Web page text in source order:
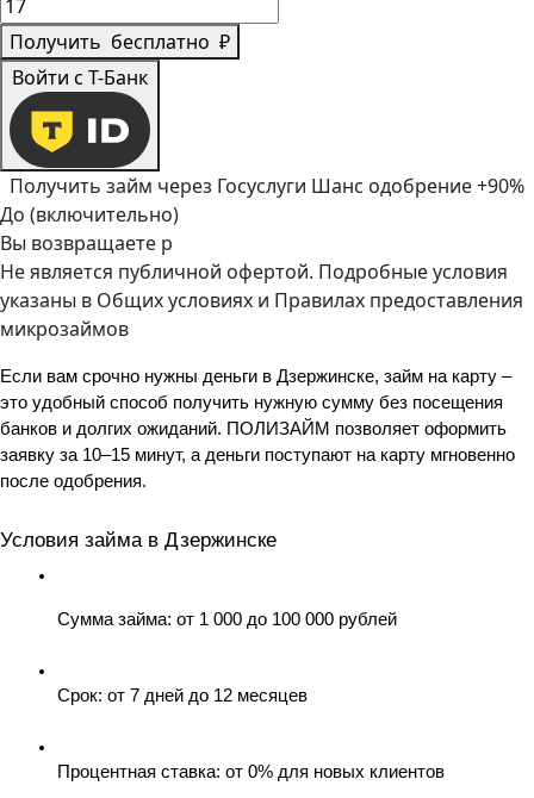
Получить бесплатно ₽
Войти с Т-Банк
Получить займ через Госуслуги Шанс одобрение +90%
До (включительно)
Вы возвращаете р
Не является публичной офертой. Подробные условия
указаны в Общих условиях и Правилах предоставления
микрозаймов
Если вам срочно нужны деньги в Дзержинске, займ на карту –
это удобный способ получить нужную сумму без посещения
банков и долгих ожиданий. ПОЛИЗАЙМ позволяет оформить
заявку за 10–15 минут, а деньги поступают на карту мгновенно
после одобрения.
Условия займа в Дзержинске
Сумма займа: от 1 000 до 100 000 рублей
Срок: от 7 дней до 12 месяцев
Процентная ставка: от 0% для новых клиентов